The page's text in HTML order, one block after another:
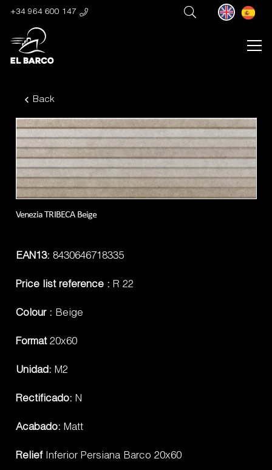
+34 964 600 147
Back
Venezia TRIBECA Beige
EAN13: 8430646718335
Price list reference : R 22
Colour : Beige
Format 20x60
Unidad: M2
Rectificado: N
Acabado: Matt
Relief Inferior Persiana Barco 20x60